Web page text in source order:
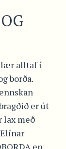
alltaf í
borða.
er út
lax með